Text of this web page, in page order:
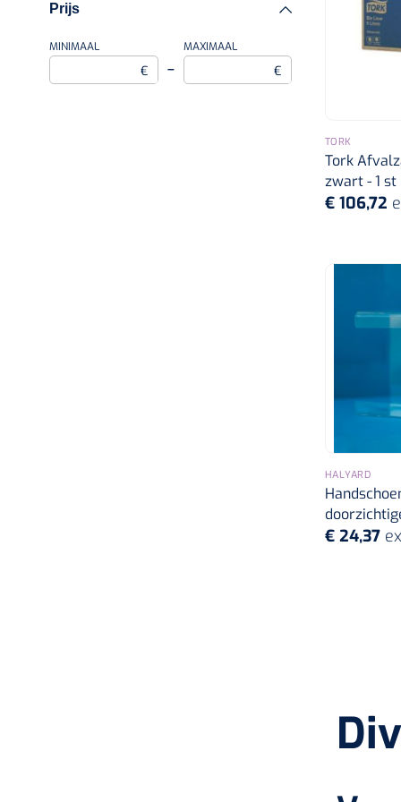
5 x 25 cm
B3 - Afvalbak sanitair
Prijs
MINIMAAL
€ –
MAXIMAAL
€
TORK
Tork
zwart - 1 st
€ 106,72
HALYARD
€ 24,37